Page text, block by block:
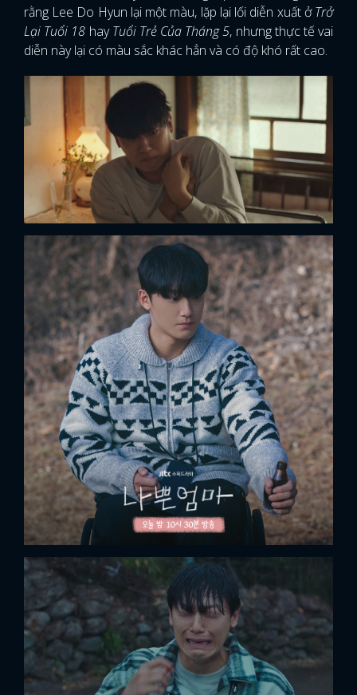
rằng Lee Do Hyun lại một màu, lặp lại lối diễn xuất ởTrở
Lại Tuổi 18 hayTuổi Trẻ Của Tháng 5, nhưng thực tế vai
diễn này lại có màu sắc khác hẳn và có độ khó rất cao.